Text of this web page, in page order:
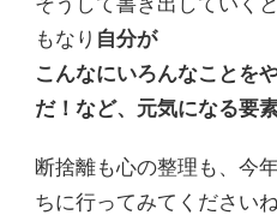
もなり 自分が
こんなにいろんなことを
だ！など、元気になる要
断捨離も心の整理も、今
ちに行ってみてくださいね